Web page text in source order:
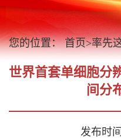
您的位置：首页>率先
世界首套单细胞分
间分
发布时